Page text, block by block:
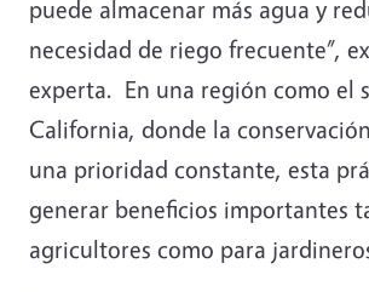
puede almacenar más agua y
necesidad de riego frecuente”,
experta. En una región como el
California, donde la
una prioridad constante, esta
generar beneficios importantes
agricultores como para